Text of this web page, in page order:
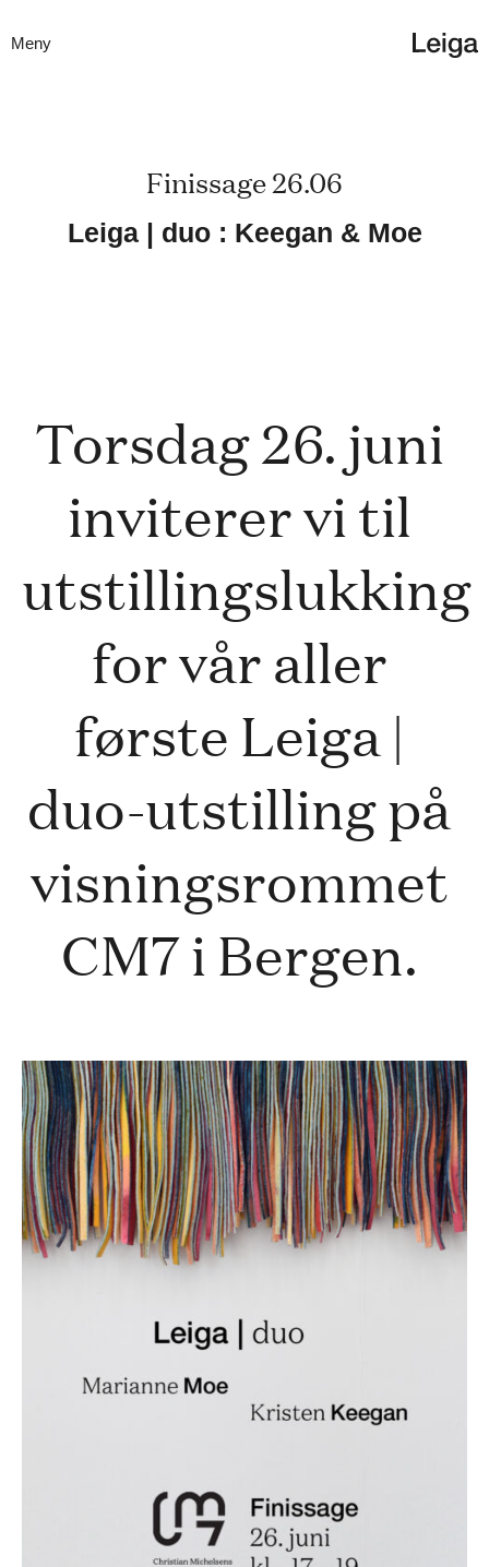
Meny
Finissage 26.06
Leiga | duo : Keegan & Moe
Torsdag 26. juni
inviterer vi til
utstillingslukking
for vår aller
første Leiga |
duo-utstilling på
visningsrommet
CM7 i Bergen.